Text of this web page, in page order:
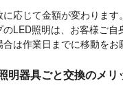
応じて金額が変わります
LED照明は、お客様ご自
は作業日までに移動をお
明器具ごと交換のメリ